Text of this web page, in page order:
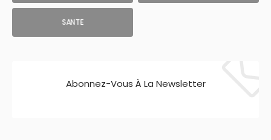
SANTE
Abonnez-Vous À La Newsletter